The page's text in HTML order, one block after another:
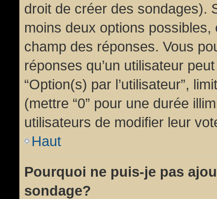
droit de créer des sondages).
moins deux options
champ des réponses. Vous
réponses qu’un utilisateur
“Option(s) par l’utilisateur”,
(mettre “0” pour une durée
utilisateurs de modifier leur
Haut
Pourquoi ne puis-je pas
sondage?